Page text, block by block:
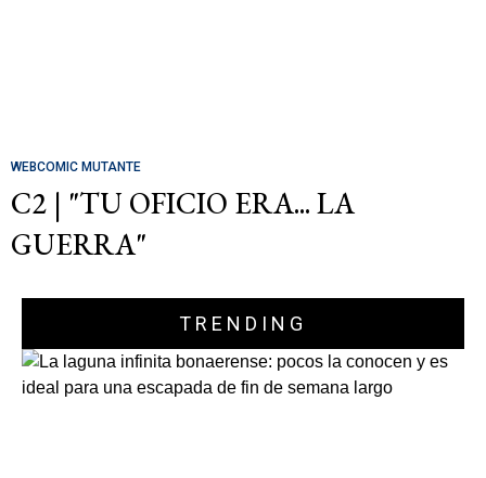
WEBCOMIC MUTANTE
C2 | "TU OFICIO ERA... LA
GUERRA"
TRENDING